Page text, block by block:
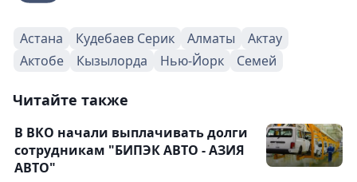
Астана Кудебаев Серик Алматы
Актау
Актобе
Кызылорда Нью-Йорк Семей
Читайте также
В ВКО начали выплачивать долги
сотрудникам "БИПЭК АВТО - АЗИЯ
АВТО"